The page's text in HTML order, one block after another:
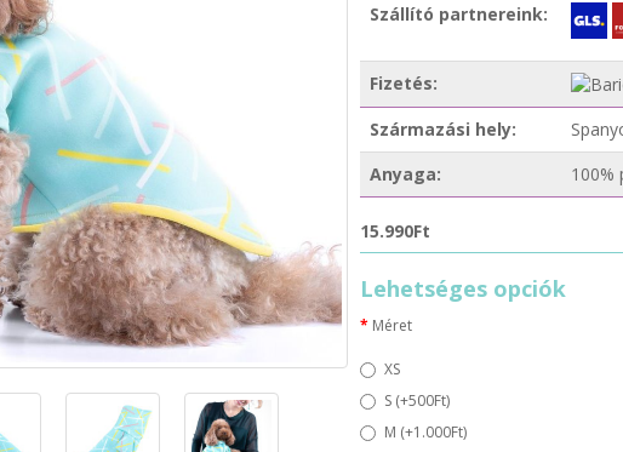
Szállító partnereink:
Fizetés:
Származási hely:
Anyaga:
100%
15.990Ft
Lehetséges opciók
Méret
XS
S (+500Ft)
M (+1.000Ft)